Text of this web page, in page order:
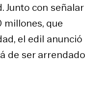
Junto con señalar
millones, que
el edil anunció
de ser arrendado